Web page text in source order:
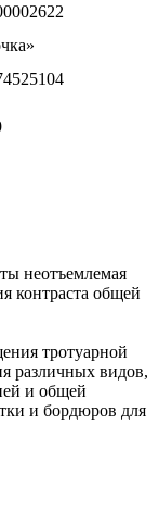
неотъемлемая
контраста общей
тротуарной
различных видов,
и общей
и бордюров для